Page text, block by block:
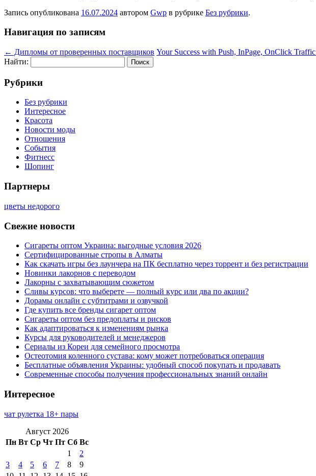
Запись опубликована 16.07.2024 автором Gwp в рубрике Без рубрики.
Навигация по записям
← Дипломы от проверенных поставщиков Your Success with Push, InPage, OnClick Traffic
Найти:
Рубрики
Без рубрики
Интересное
Красота
Новости моды
Отношения
События
Фитнесс
Шопинг
Партнеры
цветы недорого
Свежие новости
Сигареты оптом Украина: выгодные условия 2026
Сертифицированные стропы в Алматы
Как скачать игры без лаунчера на ПК бесплатно через торрент и без регистрации
Новинки лакорнов с переводом
Лакорны с захватывающим сюжетом
Сливы курсов: что выберете — полный курс или два по акции?
Дорамы онлайн с субтитрами и озвучкой
Где купить все бренды сигарет оптом
Сигареты оптом без предоплаты и рисков
Как адаптироваться к изменениям рынка
Курсы для руководителей и менеджеров
Сериалы из Кореи для семейного просмотра
Остеотомия коленного сустава: кому может потребоваться операция
Бесплатные объявления Украины: удобный способ покупать и продавать
Современные способы получения профессиональных знаний онлайн
Интересное
чат рулетка 18+ пары
Август 2026
Пн Вт Ср Чт Пт Сб Вс
1
2
3
4 5 6 7 8
9